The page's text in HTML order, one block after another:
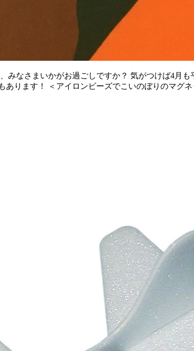
なさまいかがお過ごしですか？ 気がつけば4月
ります！ ＜アイロンビーズでこいのぼりのマグ